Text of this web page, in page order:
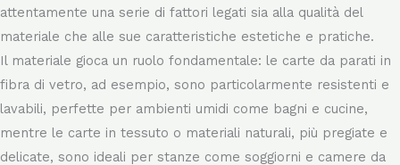
Riconoscere una buona carta da parati significa valutare
attentamente una serie di fattori legati sia alla qualità del
materiale che alle sue caratteristiche estetiche e pratiche.
Il materiale gioca un ruolo fondamentale: le carte da parati in
fibra di vetro, ad esempio, sono particolarmente resistenti e
lavabili, perfette per ambienti umidi come bagni e cucine,
mentre le carte in tessuto o materiali naturali, più pregiate e